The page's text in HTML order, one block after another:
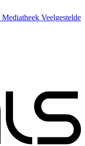
Mediatheek Veelgestelde